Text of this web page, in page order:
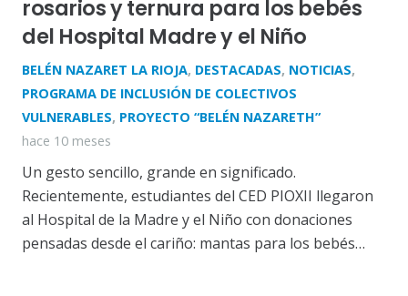
rosarios y ternura para los bebés
del Hospital Madre y el Niño
BELÉN NAZARET LA RIOJA, DESTACADAS, NOTICIAS,
PROGRAMA DE INCLUSIÓN DE COLECTIVOS
VULNERABLES, PROYECTO “BELÉN NAZARETH”
hace 10 meses
Un gesto sencillo, grande en significado.
Recientemente, estudiantes del CED PIOXII llegaron
al Hospital de la Madre y el Niño con donaciones
pensadas desde el cariño: mantas para los bebés…